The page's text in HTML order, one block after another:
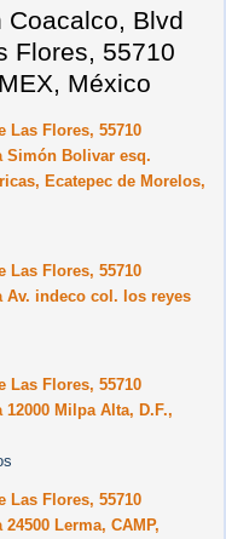
Coacalco, Blvd
Flores, 55710
México
Las Flores, 55710
Simón Bolivar esq.
Ecatepec de Morelos,
Las Flores, 55710
Av. indeco col. los reyes
Las Flores, 55710
Milpa Alta, D.F.,
Las Flores, 55710
Lerma, CAMP,